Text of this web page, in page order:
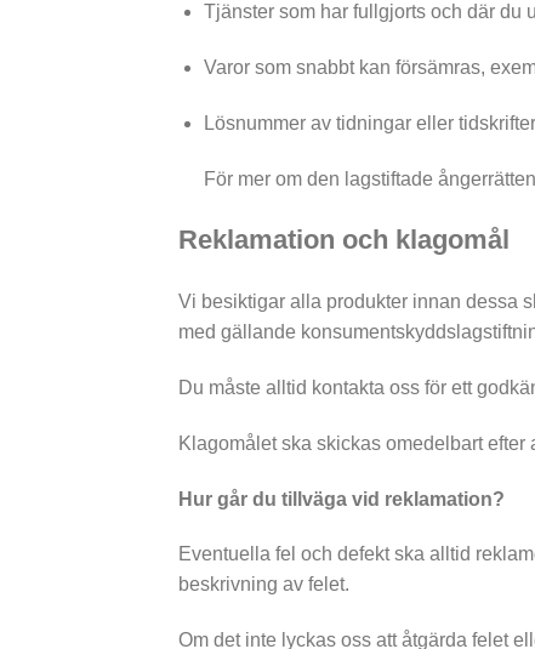
Tjänster som har fullgjorts och där du
Varor som snabbt kan försämras,
Lösnummer av tidningar eller
För mer om den lagstiftade
Reklamation och klagomål
Vi besiktigar alla produkter innan dessa
med gällande
Du måste alltid kontakta oss för ett
Klagomålet ska skickas omedelbart efter
Hur går du tillväga vid reklamation?
Eventuella fel och defekt ska alltid
beskrivning av felet.
Om det inte lyckas oss att åtgärda felet